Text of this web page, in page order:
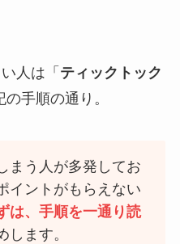
人は「 ティックトック
手順の通り。
まう人が多発してお
イントがもらえない
は、手順を一通り読
します。